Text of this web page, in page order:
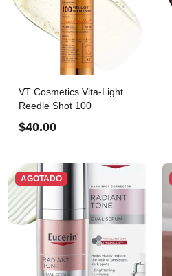
VT Cosmetics Vita-Light
Reedle Shot 100
$40.00
AGOTADO